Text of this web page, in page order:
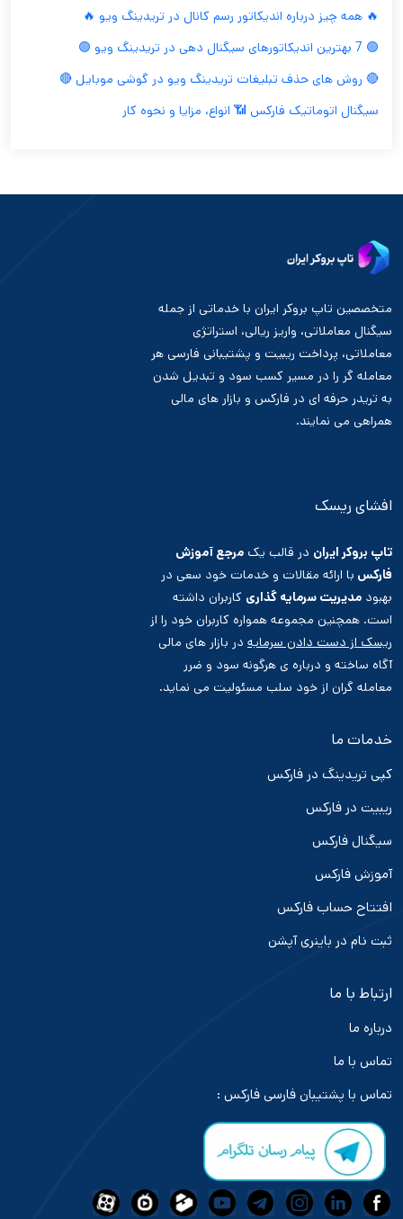
🔥 همه چیز درباره اندیکاتور رسم کانال در تریدینگ ویو 🔥
🟢 7 بهترین اندیکاتورهای سیگنال دهی در تریدینگ ویو 🟢
🔴 روش های حذف تبلیغات تریدینگ ویو در گوشی موبایل 🔴
سیگنال اتوماتیک فارکس 📶 انواع، مزایا و نحوه کار
متخصصین تاپ بروکر ایران با خدماتی از جمله
سیگنال معاملاتی، واریز ریالی، استراتژی
معاملاتی، پرداخت ریبیت و پشتیبانی فارسی هر
معامله گر را در مسیر کسب سود و تبدیل شدن
به تریدر حرفه ای در فارکس و بازار های مالی
همراهی می نمایند.
افشای ریسک
تاپ بروکر ایران در قالب یک مرجع آموزش
فارکس با ارائه مقالات و خدمات خود سعی در
بهبود مدیریت سرمایه گذاری کاربران داشته
است. همچنین مجموعه همواره کاربران خود را از
ریسک از دست دادن سرمایه در بازار های مالی
آگاه ساخته و درباره ی هرگونه سود و ضرر
معامله گران از خود سلب مسئولیت می نماید.
خدمات ما
کپی تریدینگ در فارکس
ریبیت در فارکس
سیگنال فارکس
آموزش فارکس
افتتاح حساب فارکس
ثبت نام در باینری آپشن
ارتباط با ما
درباره ما
تماس با ما
تماس با پشتیبان فارسی فارکس :